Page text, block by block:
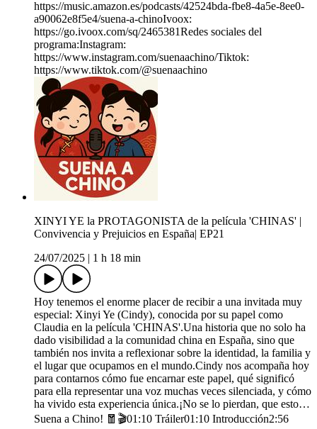
https://music.amazon.es/podcasts/42524bda-fbe8-4a5e-8ee0-
a90062e8f5e4/suena-a-chinoIvoox:
https://go.ivoox.com/sq/2465381Redes sociales del
programa:Instagram:
https://www.instagram.com/suenaachino/Tiktok:
https://www.tiktok.com/@suenaachino
XINYI YE la PROTAGONISTA de la película 'CHINAS' |
Convivencia y Prejuicios en España| EP21
24/07/2025
1 h 18 min
Hoy tenemos el enorme placer de recibir a una invitada muy
especial: Xinyi Ye (Cindy), conocida por su papel como
Claudia en la película 'CHINAS'.Una historia que no solo ha
dado visibilidad a la comunidad china en España, sino que
también nos invita a reflexionar sobre la identidad, la familia y
el lugar que ocupamos en el mundo.Cindy nos acompaña hoy
para contarnos cómo fue encarnar este papel, qué significó
para ella representar una voz muchas veces silenciada, y cómo
ha vivido esta experiencia única.¡No se lo pierdan, que esto…
Suena a Chino! 🧧🎬01:10 Tráiler01:10 Introducción2:56